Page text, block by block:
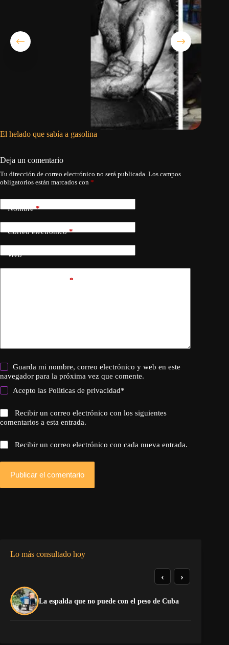
El helado que sabía a gasolina
Deja un comentario
Tu dirección de correo electrónico no será publicada. Los campos
obligatorios están marcados con *
Nombre*
Correo electrónico*
Web
*
Guarda mi nombre, correo electrónico y web en este
navegador para la próxima vez que comente.
Acepto lasPoliticas de privacidad*
Recibir un correo electrónico con los siguientes
comentarios a esta entrada.
Recibir un correo electrónico con cada nueva entrada.
Publicar el comentario
Lo más consultado hoy
La espalda que no puede con el peso de Cuba
‹ ›